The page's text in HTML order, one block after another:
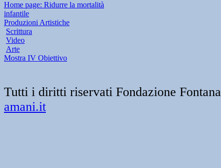
Home page: Ridurre la mortalità
infantile
Produzioni Artistiche
Scrittura
Video
Arte
Mostra IV Obiettivo
Tutti i diritti riservati Fondazione
amani.it